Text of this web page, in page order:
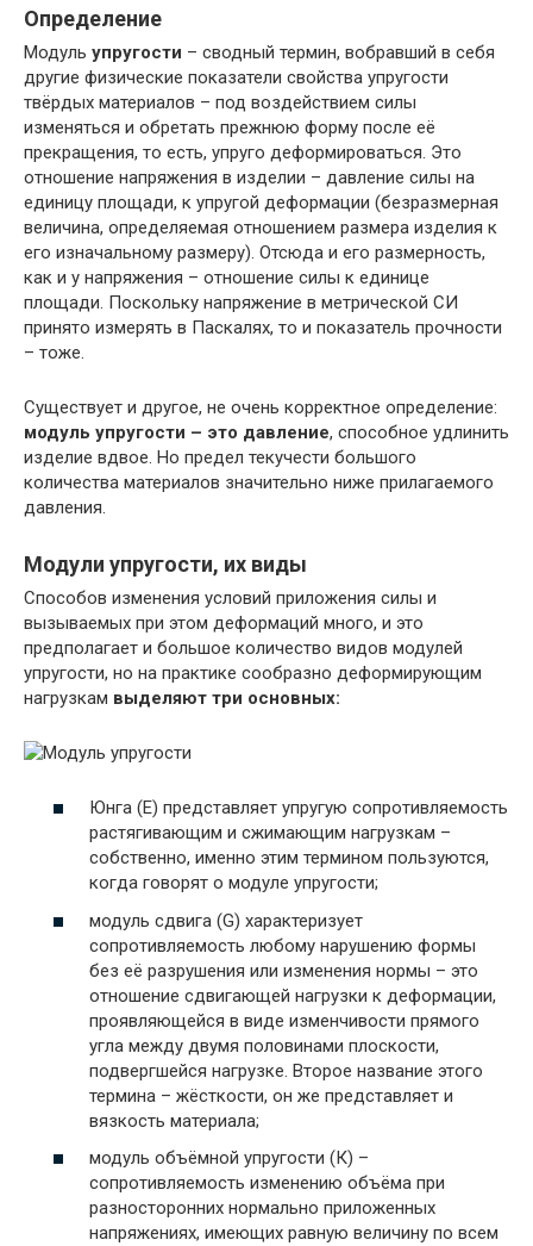
Определение
Модуль упругости – сводный термин, вобравший в себя
другие физические показатели свойства упругости
твёрдых материалов – под воздействием силы
изменяться и обретать прежнюю форму после её
прекращения, то есть, упруго деформироваться. Это
отношение напряжения в изделии – давление силы на
единицу площади, к упругой деформации (безразмерная
величина, определяемая отношением размера изделия к
его изначальному размеру). Отсюда и его размерность,
как и у напряжения – отношение силы к единице
площади. Поскольку напряжение в метрической СИ
принято измерять в Паскалях, то и показатель прочности
– тоже.
Существует и другое, не очень корректное определение:
модуль упругости – это давление, способное удлинить
изделие вдвое. Но предел текучести большого
количества материалов значительно ниже прилагаемого
давления.
Модули упругости, их виды
Способов изменения условий приложения силы и
вызываемых при этом деформаций много, и это
предполагает и большое количество видов модулей
упругости, но на практике сообразно деформирующим
нагрузкам выделяют три основных:
Юнга (Е) представляет упругую сопротивляемость
растягивающим и сжимающим нагрузкам –
собственно, именно этим термином пользуются,
когда говорят о модуле упругости;
модуль сдвига (G) характеризует
сопротивляемость любому нарушению формы
без её разрушения или изменения нормы – это
отношение сдвигающей нагрузки к деформации,
проявляющейся в виде изменчивости прямого
угла между двумя половинами плоскости,
подвергшейся нагрузке. Второе название этого
термина – жёсткости, он же представляет и
вязкость материала;
модуль объёмной упругости (К) –
сопротивляемость изменению объёма при
разносторонних нормально приложенных
напряжениях, имеющих равную величину по всем